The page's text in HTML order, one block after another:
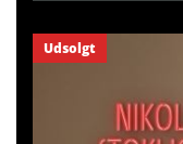
Udsolgt